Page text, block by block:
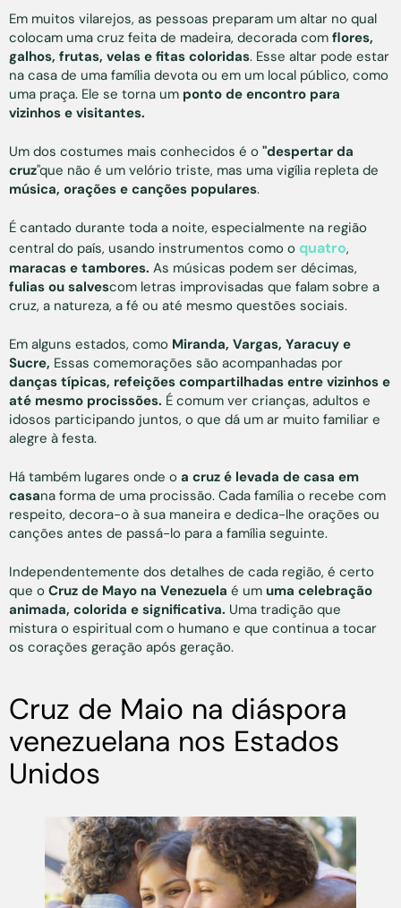
Em muitos vilarejos, as pessoas preparam um altar no qual
colocam uma cruz feita de madeira, decorada com flores,
galhos, frutas, velas e fitas coloridas. Esse altar pode estar
na casa de uma família devota ou em um local público, como
uma praça. Ele se torna um ponto de encontro para
vizinhos e visitantes.
Um dos costumes mais conhecidos é o "despertar da
cruz"que não é um velório triste, mas uma vigília repleta de
música, orações e canções populares.
É cantado durante toda a noite, especialmente na região
central do país, usando instrumentos como o quatro,
maracas e tambores. As músicas podem ser décimas,
fulias ou salvescom letras improvisadas que falam sobre a
cruz, a natureza, a fé ou até mesmo questões sociais.
Em alguns estados, como Miranda, Vargas, Yaracuy e
Sucre, Essas comemorações são acompanhadas por
danças típicas, refeições compartilhadas entre vizinhos e
até mesmo procissões. É comum ver crianças, adultos e
idosos participando juntos, o que dá um ar muito familiar e
alegre à festa.
Há também lugares onde o a cruz é levada de casa em
casana forma de uma procissão. Cada família o recebe com
respeito, decora-o à sua maneira e dedica-lhe orações ou
canções antes de passá-lo para a família seguinte.
Independentemente dos detalhes de cada região, é certo
que o Cruz de Mayo na Venezuela é um uma celebração
animada, colorida e significativa. Uma tradição que
mistura o espiritual com o humano e que continua a tocar
os corações geração após geração.
Cruz de Maio na diáspora
venezuelana nos Estados
Unidos